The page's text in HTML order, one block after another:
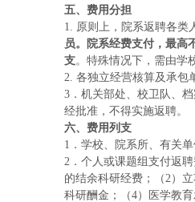
五、费用分担
1. 原则上，院系返聘各类
员。院系经费支付，最高
支。特殊情况下，需由学
2. 各独立经营核算及承包
3．机关部处、校卫队、
经批准，不得实施返聘。
六、费用列支
1．学校、院系所、有关
2．个人或课题组支付返
的结余科研经费；（2）
科研酬金；（4）医学教